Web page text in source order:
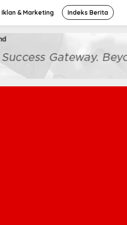
Iklan & Marketing Indeks Berita